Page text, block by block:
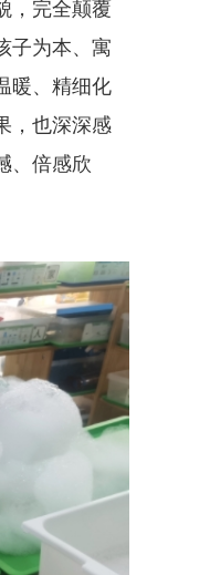
，完全颠覆
子为本、寓
暖、精细化
，也深深感
、倍感欣